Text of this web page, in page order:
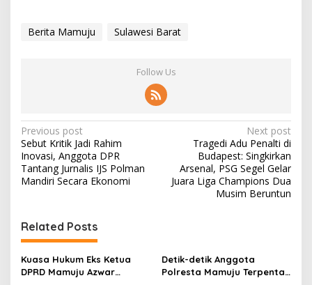
Berita Mamuju Sulawesi Barat
Follow Us
P
o
s
a
v
i
Previous post
Sebut Kritik Jadi Rahim
Inovasi, Anggota DPR
Tantang Jurnalis IJS Polman
Mandiri Secara Ekonomi
Next post
Tragedi Adu Penalti di
Budapest: Singkirkan
Arsenal, PSG Segel Gelar
Juara Liga Champions Dua
Musim Beruntun
Related Posts
Kuasa Hukum Eks Ketua
DPRD Mamuju Azwar
Detik-detik Anggota
Polresta Mamuju Terpental